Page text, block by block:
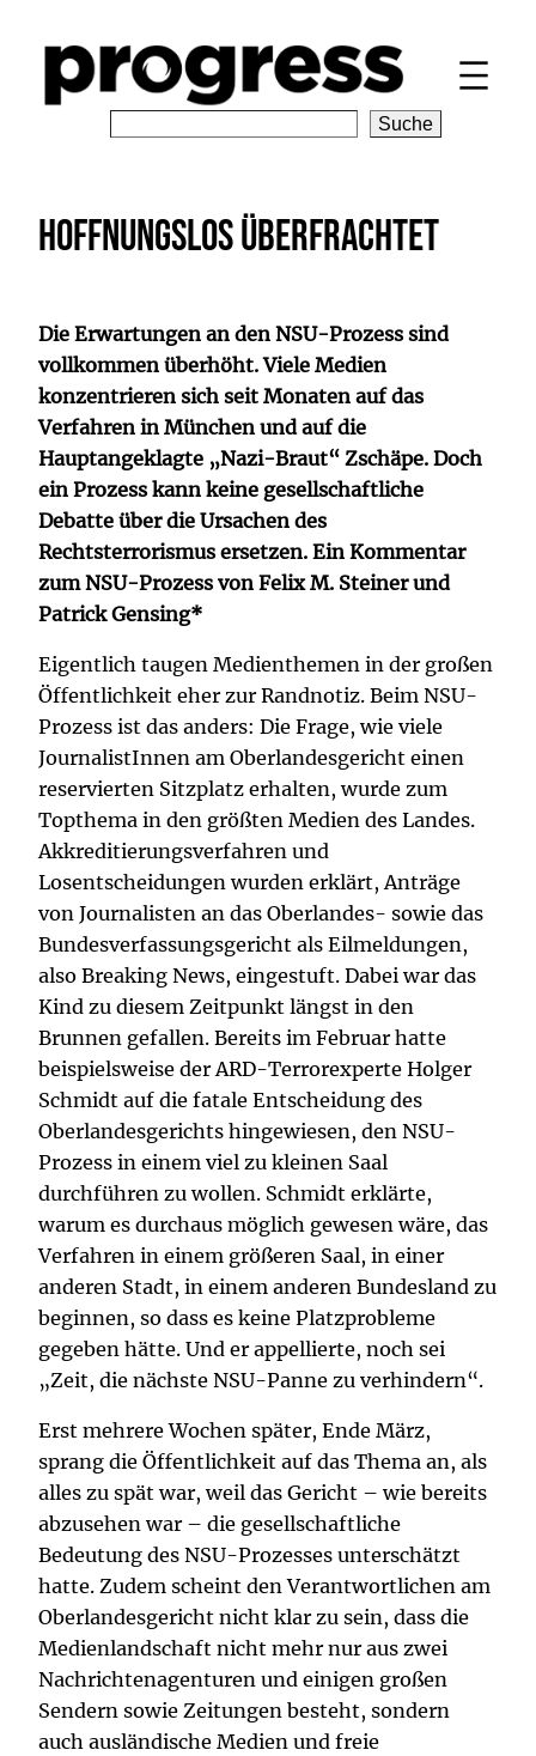
Inhalt
springen
c
h
Suche
Hoffnungslos überfrachtet
Die Erwartungen an den NSU-Prozess sind
vollkommen überhöht. Viele Medien
konzentrieren sich seit Monaten auf das
Verfahren in München und auf die
Hauptangeklagte „Nazi-Braut“ Zschäpe. Doch
ein Prozess kann keine gesellschaftliche
Debatte über die Ursachen des
Rechtsterrorismus ersetzen. Ein Kommentar
zum NSU-Prozess von Felix M. Steiner und
Patrick Gensing*
Eigentlich taugen Medienthemen in der großen
Öffentlichkeit eher zur Randnotiz. Beim NSU-
Prozess ist das anders: Die Frage, wie viele
JournalistInnen am Oberlandesgericht einen
reservierten Sitzplatz erhalten, wurde zum
Topthema in den größten Medien des Landes.
Akkreditierungsverfahren und
Losentscheidungen wurden erklärt, Anträge
von Journalisten an das Oberlandes- sowie das
Bundesverfassungsgericht als Eilmeldungen,
also Breaking News, eingestuft. Dabei war das
Kind zu diesem Zeitpunkt längst in den
Brunnen gefallen. Bereits im Februar hatte
beispielsweise der ARD-Terrorexperte Holger
Schmidt auf die fatale Entscheidung des
Oberlandesgerichts hingewiesen, den NSU-
Prozess in einem viel zu kleinen Saal
durchführen zu wollen. Schmidt erklärte,
warum es durchaus möglich gewesen wäre, das
Verfahren in einem größeren Saal, in einer
anderen Stadt, in einem anderen Bundesland zu
beginnen, so dass es keine Platzprobleme
gegeben hätte. Und er appellierte, noch sei
„Zeit, die nächste NSU-Panne zu verhindern“.
Erst mehrere Wochen später, Ende März,
sprang die Öffentlichkeit auf das Thema an, als
alles zu spät war, weil das Gericht – wie bereits
abzusehen war – die gesellschaftliche
Bedeutung des NSU-Prozesses unterschätzt
hatte. Zudem scheint den Verantwortlichen am
Oberlandesgericht nicht klar zu sein, dass die
Medienlandschaft nicht mehr nur aus zwei
Nachrichtenagenturen und einigen großen
Sendern sowie Zeitungen besteht, sondern
auch ausländische Medien und freie